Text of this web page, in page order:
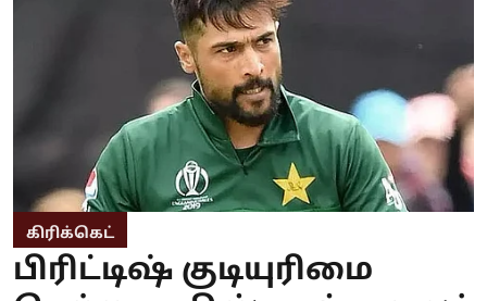
கிரிக்கெட்
பிரிட்டிஷ் குடியுரிமை